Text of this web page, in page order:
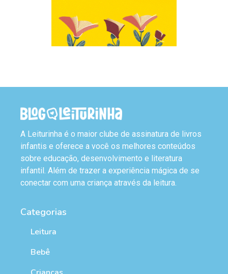
A Leiturinha é o maior clube de assinatura de livros
infantis e oferece a você os melhores conteúdos
sobre educação, desenvolvimento e literatura
infantil. Além de trazer a experiência mágica de se
conectar com uma criança através da leitura.
Categorias
Leitura
Bebê